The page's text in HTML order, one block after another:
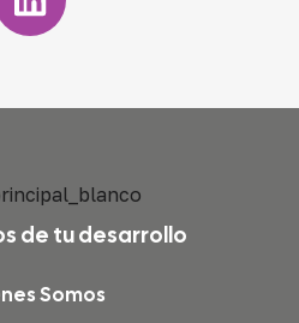
de tu desarrollo
Somos